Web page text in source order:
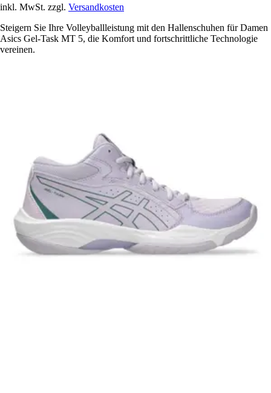
inkl. MwSt. zzgl. Versandkosten
Steigern Sie Ihre Volleyballleistung mit den Hallenschuhen für Damen
Asics Gel-Task MT 5, die Komfort und fortschrittliche Technologie
vereinen.